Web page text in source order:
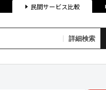
民間サービス比較
詳細検索